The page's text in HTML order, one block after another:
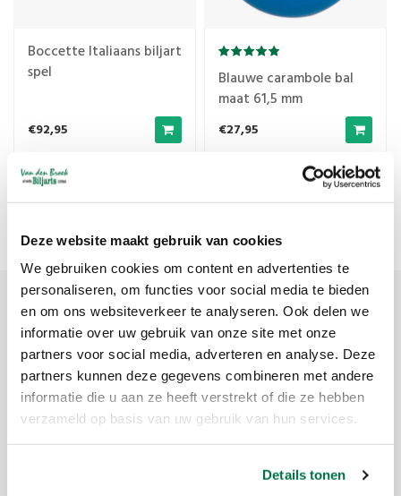
Deze website maakt gebruik van cookies
We gebruiken cookies om content en advertenties te
personaliseren, om functies voor social media te bieden
en om ons websiteverkeer te analyseren. Ook delen we
informatie over uw gebruik van onze site met onze
partners voor social media, adverteren en analyse. Deze
partners kunnen deze gegevens combineren met andere
informatie die u aan ze heeft verstrekt of die ze hebben
verzameld op basis van uw gebruik van hun services.
Details tonen
Boccette Italiaans biljart
spel
€92,95
Blauwe carambole bal
maat 61,5 mm
€27,95
Meld je aan voor onze nieuwsbrief
Ontvang de laatste updates, nieuws en aanbiedingen via email